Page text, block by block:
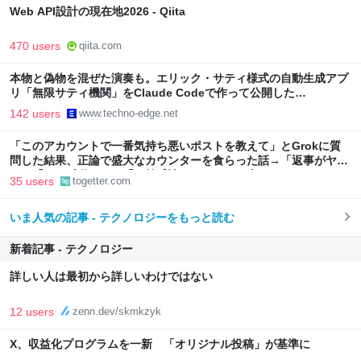
Web API設計の現在地2026 - Qiita
470 users qiita.com
本物と偽物を混ぜた演奏も。エリック・サティ様式の自動生成アプ
リ「無限サティ機関」をClaude Codeで作って公開した
（CloseBox） | テクノエッジ TechnoEdge
142 users www.techno-edge.net
「このアカウントで一番気持ち悪いポストを教えて」とGrokに質
問した結果、正論で盛大なカウンターを食らった話→「返事がヤバ
い」「AIの反乱か？」「お前感情あるだろ」の声も
35 users togetter.com
いま人気の記事 - テクノロジーをもっと読む
新着記事 - テクノロジー
詳しい人は最初から詳しいわけではない
12 users zenn.dev/skmkzyk
X、収益化プログラムを一新 「オリジナル投稿」が基準に